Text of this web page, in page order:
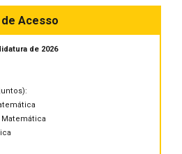
Acesso
de 2026
Matemática